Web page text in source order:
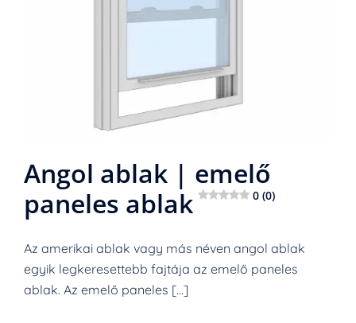
Angol ablak | emelő
paneles ablak
0 (0)
Az amerikai ablak vagy más néven angol ablak
egyik legkeresettebb fajtája az emelő paneles
ablak. Az emelő paneles […]